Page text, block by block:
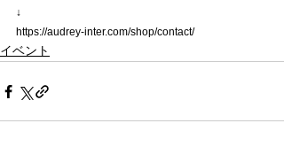
↓
https://audrey-inter.com/shop/contact/
イベント